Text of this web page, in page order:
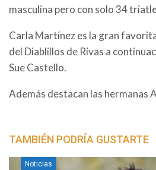
masculina pero con solo 34
Carla Martínez es la gran
del Diablillos de Rivas a
Sue Castello.
Además destacan las hermanas
TAMBIÉN PODRÍA GUSTARTE
Noticias